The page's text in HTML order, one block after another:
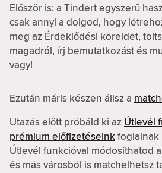
Először is: a Tindert egyszerű
csak annyi a dolgod, hogy
meg az Érdeklődési köreidet,
magadról, írj bemutatkozást és
vagy!
Ezután máris készen állsz a
Utazás előtt próbáld ki az Útlevél
prémium előfizetéseinkfoglalnak
Útlevél funkcióval módosíthatod
és más városból is matchelhetsz